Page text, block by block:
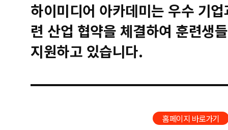
하이미디어 아카데미는 우수 기
련 산업 협약을 체결하여 훈련생
지원하고 있습니다.
홈페이지 바로가기